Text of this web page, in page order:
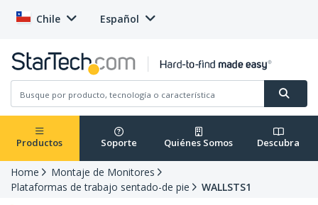
Chile Español
Productos Soporte Quiénes Somos Descubra
Home
Montaje de Monitores
Plataformas de trabajo sentado-de pie
WALLSTS1